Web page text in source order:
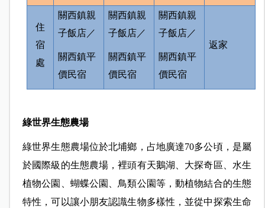
住
宿
處
關西鎮親
子飯店／
關西鎮平
價民宿
關西鎮親
子飯店／
關西鎮平
價民宿
關西鎮親
子飯店／
關西鎮平
價民宿
返家
綠世界生態農場
綠世界生態農場位於北埔鄉，占地廣達70多公頃，是屬
於國際級的生態農場，裡頭有天鵝湖、大探奇區、水生
植物公園、蝴蝶公園、鳥類公園等，動植物結合的生態
特性，可以讓小朋友認識生物多樣性，並從中探索生命